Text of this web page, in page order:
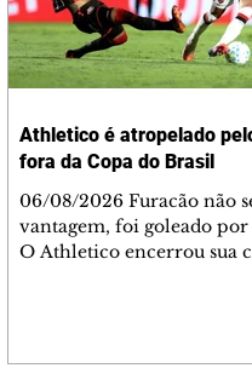
Athletico é atropelado
fora da Copa do Brasil
06/08/2026 Furacão não
vantagem, foi goleado
O Athletico encerrou sua